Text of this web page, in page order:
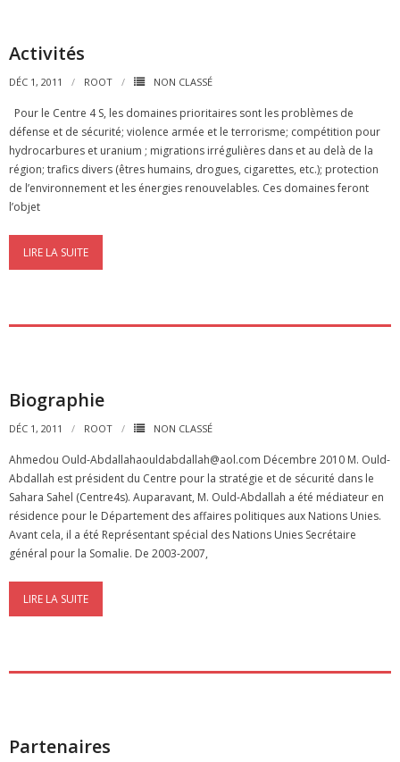
Activités
DÉC 1, 2011 ROOT NON CLASSÉ
Pour le Centre 4 S, les domaines prioritaires sont les problèmes de
défense et de sécurité; violence armée et le terrorisme; compétition pour
hydrocarbures et uranium ; migrations irrégulières dans et au delà de la
région; trafics divers (êtres humains, drogues, cigarettes, etc.); protection
de l’environnement et les énergies renouvelables. Ces domaines feront
l’objet
LIRE LA SUITE
Biographie
DÉC 1, 2011 ROOT NON CLASSÉ
Ahmedou Ould-Abdallahaouldabdallah@aol.com Décembre 2010 M. Ould-
Abdallah est président du Centre pour la stratégie et de sécurité dans le
Sahara Sahel (Centre4s). Auparavant, M. Ould-Abdallah a été médiateur en
résidence pour le Département des affaires politiques aux Nations Unies.
Avant cela, il a été Représentant spécial des Nations Unies Secrétaire
général pour la Somalie. De 2003-2007,
LIRE LA SUITE
Partenaires